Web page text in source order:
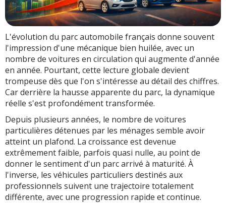
L'évolution du parc automobile français donne souvent
l'impression d'une mécanique bien huilée, avec un
nombre de voitures en circulation qui augmente d'année
en année. Pourtant, cette lecture globale devient
trompeuse dès que l'on s'intéresse au détail des chiffres.
Car derrière la hausse apparente du parc, la dynamique
réelle s'est profondément transformée.
Depuis plusieurs années, le nombre de voitures
particulières détenues par les ménages semble avoir
atteint un plafond. La croissance est devenue
extrêmement faible, parfois quasi nulle, au point de
donner le sentiment d'un parc arrivé à maturité. À
l'inverse, les véhicules particuliers destinés aux
professionnels suivent une trajectoire totalement
différente, avec une progression rapide et continue.